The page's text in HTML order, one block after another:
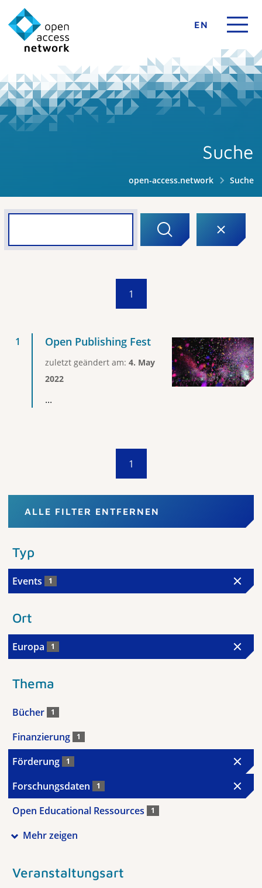
EN
Suche
open-access.network Suche
1
Open Publishing Fest
zuletzt geändert am: 4. May
2022
...
1
ALLE FILTER ENTFERNEN
Typ
Events 1
Ort
Europa 1
Thema
Bücher 1
Finanzierung 1
Förderung 1
Forschungsdaten 1
Open Educational Ressources 1
Mehr zeigen
Veranstaltungsart